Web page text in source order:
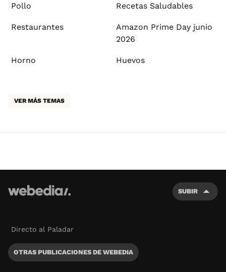
Pollo Recetas Saludables
Restaurantes
Amazon Prime Day junio
2026
Horno Huevos
VER MÁS TEMAS
SUBIR
Directo al Paladar
OTRAS PUBLICACIONES DE WEBEDIA